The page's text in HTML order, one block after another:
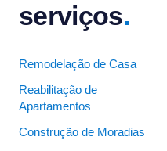
serviços.
Remodelação de Casa
Reabilitação de
Apartamentos
Construção de Moradias